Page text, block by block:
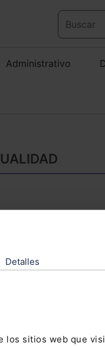
Detalles
los sitios web que
Administrativo
Los
sobre